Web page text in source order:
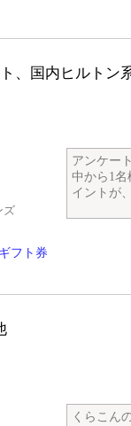
、国内ヒルトン
ズ
アンケー
中から1名
イントが
フト券
くらこん